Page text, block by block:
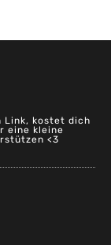
Link, kostet dich
eine kleine
<3